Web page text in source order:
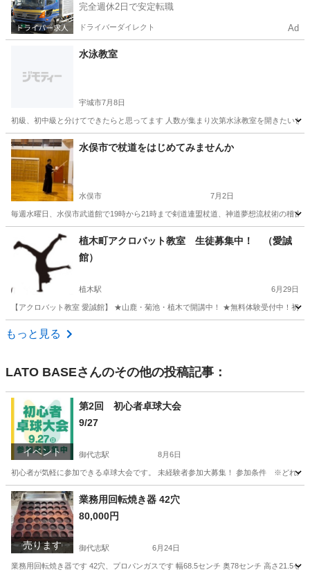
完全週休2日で安定転職
ドライバーダイレクト Ad
水泳教室
宇城市7月8日
初級、初中級と分けてできたらと思ってます 人数が集まり次第水泳教室を開きたい
熊本 宇城市 水泳 泳ぎ
水俣市で杖道をはじめてみませんか
水俣市 7月2日
毎週水曜日、水俣市武道館で19時から21時まで剣道連盟杖道、神道夢想流杖術の稽
水俣市 その他
植木町アクロバット教室 生徒募集中！ （愛誠
館）
植木駅 6月29日
【アクロバット教室 愛誠館】 ★山鹿・菊池・植木で開講中！ ★無料体験受付中！初
熊本 熊本市
もっと見る
LATO BASEさんのその他の投稿記事：
イベント
第2回 初心者卓球大会
9/27
御代志駅 8月6日
初心者が気軽に参加できる卓球大会です。 未経験者参加大募集！ 参加条件 ※どれか
熊本 菊池市 御代志駅 スポーツ
売ります
業務用回転焼き器 42穴
80,000円
御代志駅 6月24日
業務用回転焼き器です 42穴、プロパンガスです 幅68.5センチ 奥78センチ 高さ21.5セ